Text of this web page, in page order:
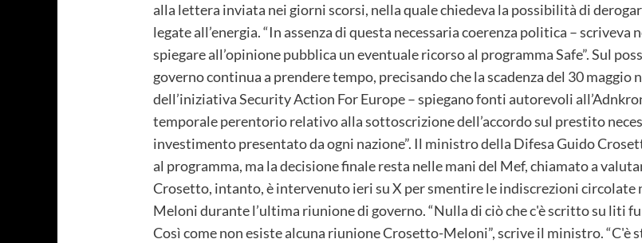
alla lettera inviata nei giorni scorsi, nella quale chiedeva la possibilità di
legate all’energia. “In assenza di questa necessaria coerenza politica –
spiegare all’opinione pubblica un eventuale ricorso al programma Safe”. Sul
governo continua a prendere tempo, precisando che la scadenza del 30
dell’iniziativa Security Action For Europe – spiegano fonti autorevoli
temporale perentorio relativo alla sottoscrizione dell’accordo sul prestito
investimento presentato da ogni nazione”. Il ministro della Difesa Guido
al programma, ma la decisione finale resta nelle mani del Mef, chiamato a
Crosetto, intanto, è intervenuto ieri su X per smentire le indiscrezioni circolate
Meloni durante l’ultima riunione di governo. “Nulla di ciò che c'è scritto su liti
Così come non esiste alcuna riunione Crosetto-Meloni”, scrive il ministro.